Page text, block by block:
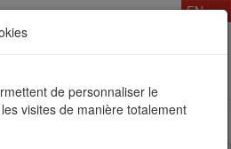
de personnaliser le
visites de manière totalement
EN
in Mauritius, OFIM network of